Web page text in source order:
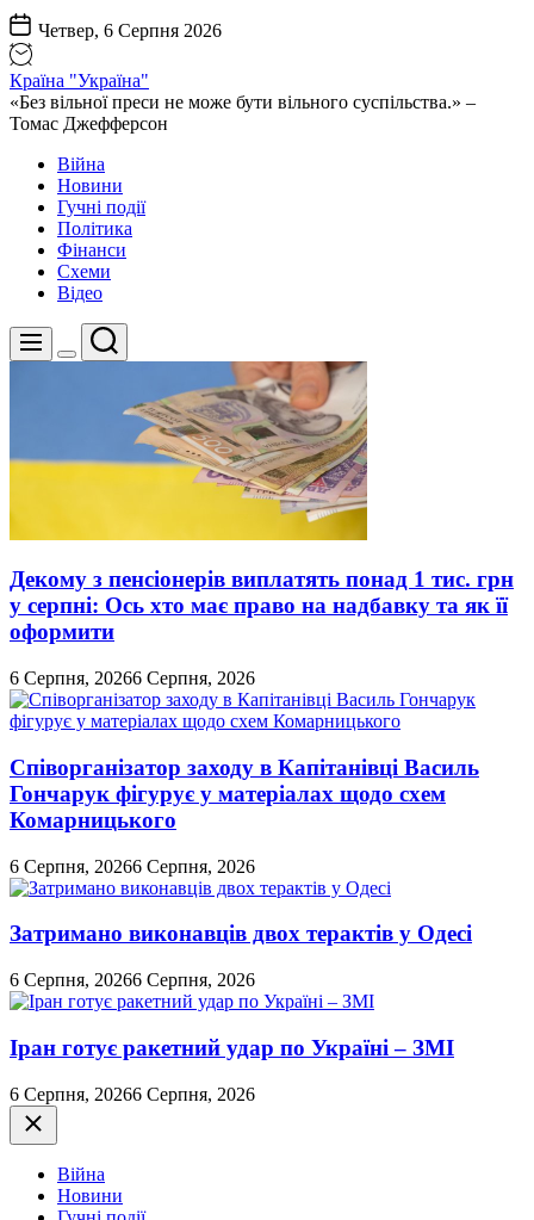
Четвер, 6 Серпня 2026
Країна "Україна"
«Без вільної преси не може бути вільного суспільства.» –
Томас Джефферсон
Війна
Новини
Гучні події
Політика
Фінанси
Схеми
Відео
Меню
Перемикач
Пошук
Декому з пенсіонерів виплатять понад 1 тис. грн
у серпні: Ось хто має право на надбавку та як її
оформити
6 Серпня, 20266 Серпня, 2026
Співорганізатор заходу в Капітанівці Василь
Гончарук фігурує у матеріалах щодо схем
Комарницького
6 Серпня, 20266 Серпня, 2026
Затримано виконавців двох терактів у Одесі
6 Серпня, 20266 Серпня, 2026
Іран готує ракетний удар по Україні – ЗМІ
6 Серпня, 20266 Серпня, 2026
Закрити
Війна
Новини